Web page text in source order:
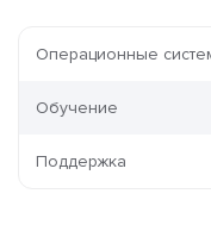
Операционные
Обучение
Поддержка